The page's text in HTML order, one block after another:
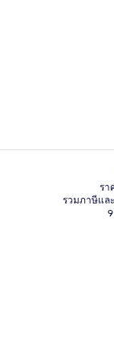
สระว่ายน้
รา
รวมภาษีแล